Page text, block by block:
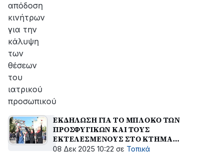
απόδοση
κινήτρων
για την
κάλυψη
των
θέσεων
του
ιατρικoύ
προσωπικού
ΕΚΔΗΛΩΣΗ ΓΙΑ ΤΟ ΜΠΛΟΚΟ ΤΩΝ
ΠΡΟΣΦΥΓΙΚΩΝ ΚΑΙ ΤΟΥΣ
ΕΚΤΕΛΕΣΜΕΝΟΥΣ ΣΤΟ ΚΤΗΜΑ
ΜΟΥΡΤΖΟΥΧΟΥ
08 Δεκ 2025 10:22 σε Τοπικά